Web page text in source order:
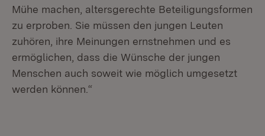
Mühe machen, altersgerechte Beteiligungsformen
zu erproben. Sie müssen den jungen Leuten
zuhören, ihre Meinungen ernstnehmen und es
ermöglichen, dass die Wünsche der jungen
Menschen auch soweit wie möglich umgesetzt
werden können.“